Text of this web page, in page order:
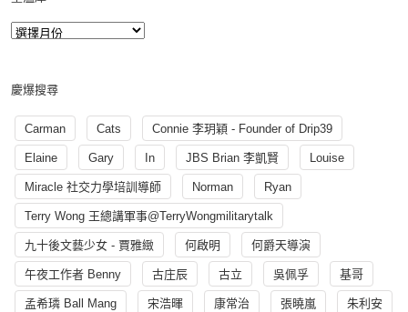
慶爆搜尋
Carman Cats Connie 李玥穎 - Founder of Drip39
Elaine Gary In JBS Brian 李凱賢 Louise
Miracle 社交力學培訓導師 Norman Ryan
Terry Wong 王總講軍事@TerryWongmilitarytalk
九十後文藝少女 - 賈雅緻 何啟明 何爵天導演
午夜工作者 Benny 古庄辰 古立 吳佩孚 基哥
孟希璘 Ball Mang 宋浩暉 康常治 張曉嵐 朱利安